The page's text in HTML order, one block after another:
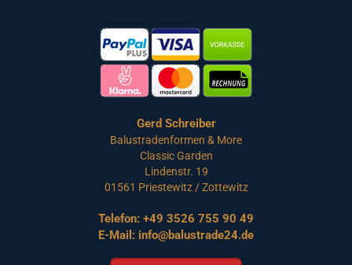
Gerd Schreiber
Balustradenformen & More
Classic Garden
Lindenstr. 19
01561 Priestewitz / Zottewitz
Telefon: +49 3526 755 90 49
E-Mail: info@balustrade24.de